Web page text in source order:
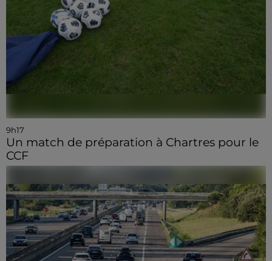
9h17
Un match de préparation à Chartres pour le
CCF